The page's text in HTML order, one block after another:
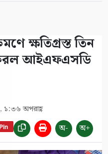
ক্ষতিগ্রস্ত তিন
করল আইএফএসডি
১:৩৬ অপরাহ্ণ
Pin অ- অ+